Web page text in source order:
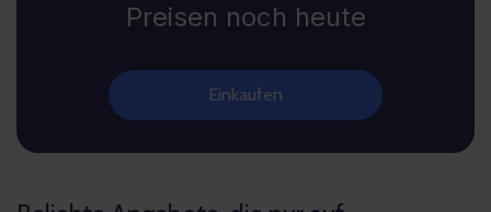
Preisen noch heute
Einkaufen